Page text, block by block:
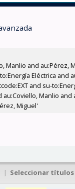
Manlio and
Eléctrica and
and su-
Manlio
Miguel'
| Seleccionar títulos